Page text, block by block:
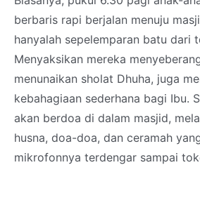
berbaris rapi berjalan menuju
hanyalah sepelemparan batu dari
Menyaksikan mereka
menunaikan sholat Dhuha, juga
kebahagiaan sederhana bagi Ibu.
akan berdoa di dalam masjid,
husna, doa-doa, dan ceramah
mikrofonnya terdengar sampai